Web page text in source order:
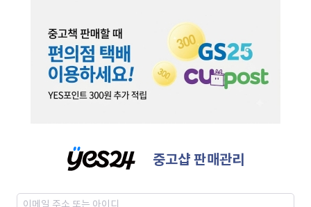
중고샵 판매관리